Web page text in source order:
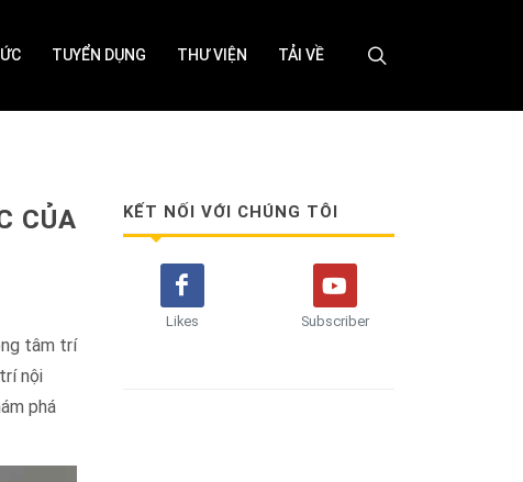
TUYỂN DỤNG THƯ VIỆN TẢI VỀ
CỦA
tâm trí
nội
phá
KẾT NỐI VỚI CHÚNG TÔI
Likes Subscriber